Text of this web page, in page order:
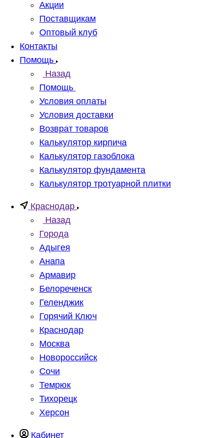
Акции
Поставщикам
Оптовый клуб
Контакты
Помощь
Назад
Помощь
Условия оплаты
Условия доставки
Возврат товаров
Калькулятор кирпича
Калькулятор газоблока
Калькулятор фундамента
Калькулятор тротуарной плитки
Краснодар
Назад
Города
Адыгея
Анапа
Армавир
Белореченск
Геленджик
Горячий Ключ
Краснодар
Москва
Новороссийск
Сочи
Темрюк
Тихорецк
Херсон
Кабинет